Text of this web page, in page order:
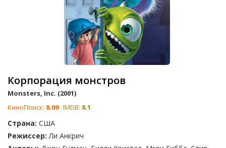
Корпорация монстров
Monsters, Inc. (2001)
КиноПоиск: 8.09 IMDB: 8.1
Страна: США
Режиссер: Ли Анкрич